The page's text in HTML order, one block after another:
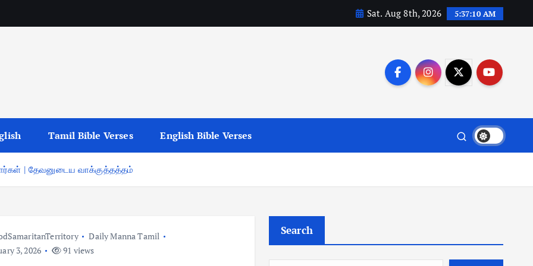
Sat. Aug 8th, 2026 5:37:11 AM
Tamil Bible Verses English Bible Verses
| தேவனுடைய வாக்குத்தத்தம்
Daily Manna Tamil
3, 2026
91 views
Search